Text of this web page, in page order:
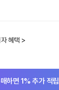
혜택 >
하면 1% 추가 적립